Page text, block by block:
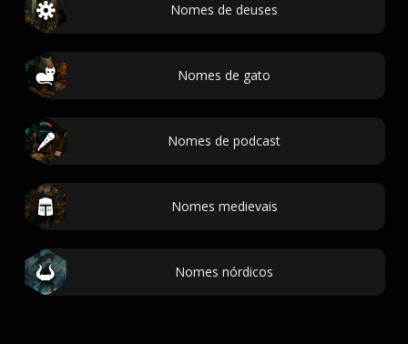
Nomes de deuses
Nomes de gato
Nomes de podcast
Nomes medievais
Nomes nórdicos